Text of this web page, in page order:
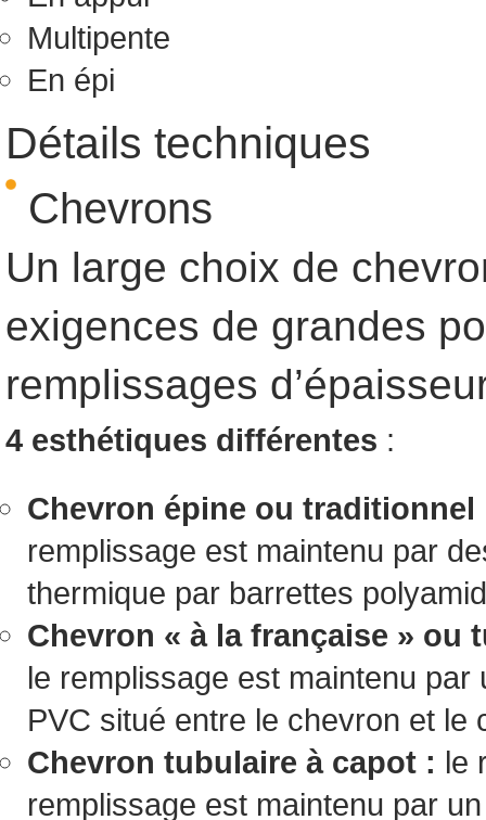
Multipente
En épi
Détails techniques
Chevrons
Un large choix de
exigences de grandes
remplissages
4 esthétiques différentes :
Chevron épine ou traditionnel
remplissage est maintenu par
thermique par barrettes
Chevron « à la française » ou
le remplissage est maintenu
PVC situé entre le chevron et le
Chevron tubulaire à capot : le
remplissage est maintenu par